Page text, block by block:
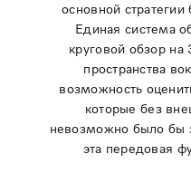
основной стратегии
Единая система
круговой обзор
пространства
возможность
которые без
невозможно было бы
эта передовая